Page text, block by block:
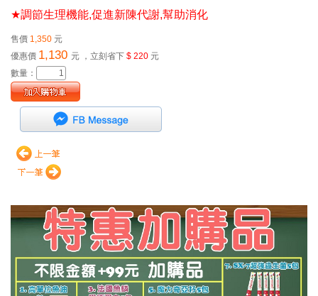
★調節生理機能,促進新陳代謝,幫助消化
售價 1,350 元
優惠價 1,130 元 ，立刻省下 $ 220 元
數量：